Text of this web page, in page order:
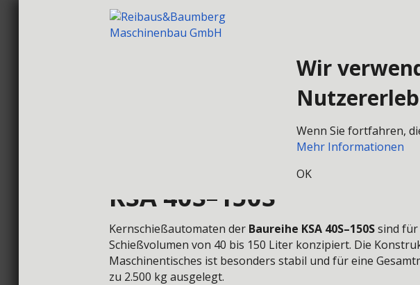
Wir
Wenn Sie fortfahren,
Mehr Informationen
OK
KSA 40S–150S
Kernschießautomaten der Baureihe KSA 40S–150Ssind für
Schießvolumen von 40 bis 150 Liter konzipiert. Die
Maschinentisches ist besonders stabil und für eine
zu 2.500 kg ausgelegt.